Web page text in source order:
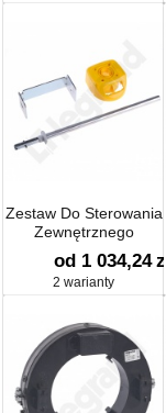
Zestaw Do Sterowania
Zewnętrznego
od 1 034,24 zł
2 warianty